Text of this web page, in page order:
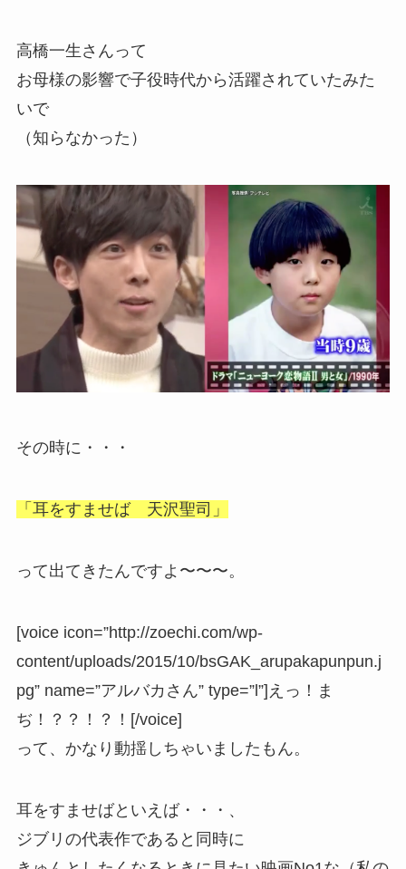
高橋一生さんって
お母様の影響で子役時代から活躍されていたみた
いで
（知らなかった）
その時に・・・
「耳をすませば 天沢聖司」
って出てきたんですよ〜〜〜。
[voice icon=”http://zoechi.com/wp-
content/uploads/2015/10/bsGAK_arupakapunpun.j
pg” name=”アルバカさん” type=”l”]えっ！ま
ぢ！？？！？！[/voice]
って、かなり動揺しちゃいましたもん。
耳をすませばといえば・・・、
ジブリの代表作であると同時に